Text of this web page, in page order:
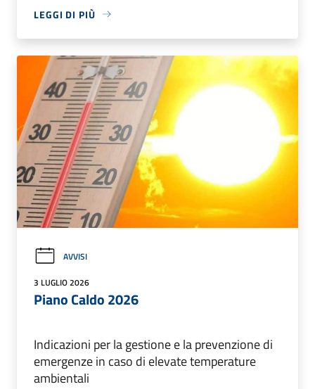
LEGGI DI PIÙ
AVVISI
3 LUGLIO 2026
Piano Caldo 2026
Indicazioni per la gestione e la prevenzione di
emergenze in caso di elevate temperature
ambientali